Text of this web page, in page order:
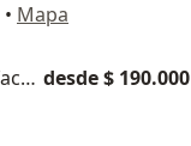
• Mapa
Visita Cirugía Oral y Maxilofacial desde $ 190.000